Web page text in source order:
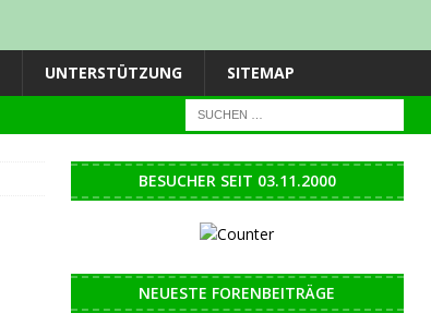
UNTERSTÜTZUNG SITEMAP
BESUCHER SEIT 03.11.2000
NEUESTE FORENBEITRÄGE